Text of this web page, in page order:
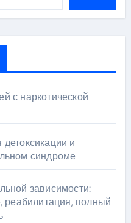
с наркотической
и
синдроме
зависимости:
реабилитация, полный